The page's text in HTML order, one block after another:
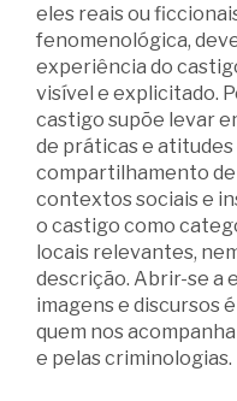
eles reais ou
fenomenológica,
experiência do
visível e explicitado.
castigo supõe levar
de práticas e
compartilhamento
contextos sociais e
o castigo como
locais relevantes,
descrição. Abrir-se a
imagens e discursos
quem nos
e pelas criminologias.